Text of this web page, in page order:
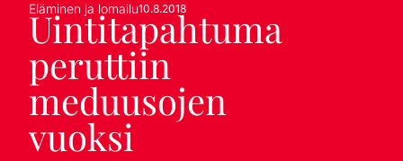
Eläminen ja lomailu10.8.2018
Uintitapahtuma
peruttiin
meduusojen
vuoksi